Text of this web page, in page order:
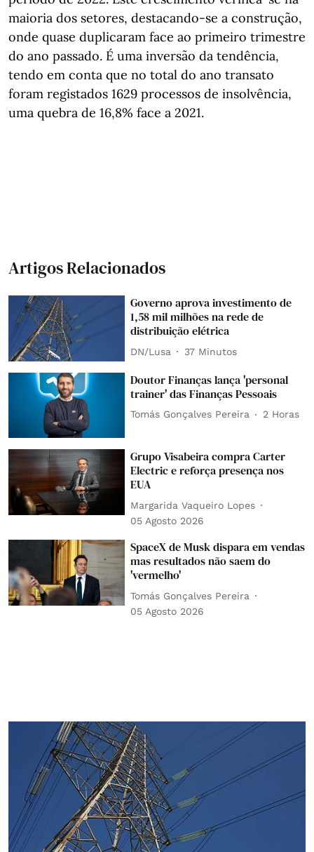
maioria dos setores, destacando-se a construção,
onde quase duplicaram face ao primeiro trimestre
do ano passado. É uma inversão da tendência,
tendo em conta que no total do ano transato
foram registados 1629 processos de insolvência,
uma quebra de 16,8% face a 2021.
Artigos Relacionados
Governo aprova investimento de
1,58 mil milhões na rede de
distribuição elétrica
DN/Lusa 37 Minutos
Doutor Finanças lança 'personal
trainer' das Finanças Pessoais
Tomás Gonçalves Pereira 2 Horas
Grupo Visabeira compra Carter
Electric e reforça presença nos
EUA
Margarida Vaqueiro Lopes
05 Agosto 2026
SpaceX de Musk dispara em vendas
mas resultados não saem do
'vermelho'
Tomás Gonçalves Pereira
05 Agosto 2026